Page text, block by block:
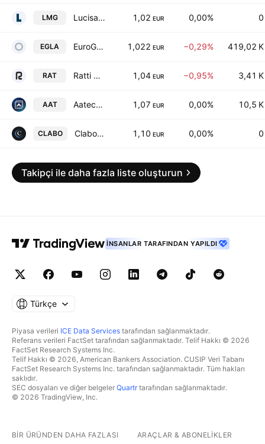
LMG Lucisano Media Group S.p.A. 1,02 EUR 0,00% 0
EGLA EuroGroup Laminations S.p.A 1,022 EUR −0,29% 419,02 K
RAT Ratti S.p.A. 1,04 EUR −0,95% 3,41 K
AAT Aatech S.P.A. Societa' Benefit 1,07 EUR 0,00% 10,5 K
CLABO Clabo S.p.A. 1,10 EUR 0,00% 0
Takipçi ile daha fazla liste oluşturun
İNSANLAR TARAFINDAN YAPILDI
Türkçe
Piyasa verileri ICE Data Services tarafından sağlanmaktadır.
Referans verileri FactSet tarafından sağlanmaktadır. Telif Hakkı © 2026
FactSet Research Systems Inc.
Telif Hakkı © 2026, American Bankers Association. CUSIP Veri Tabanı
FactSet Research Systems Inc. tarafından sağlanmaktadır. Tüm hakları
saklıdır.
SEC dosyaları ve diğer belgeler Quartrtarafından sağlanmaktadır.
© 2026 TradingView, Inc.
BIR ÜRÜNDEN DAHA FAZLASI ARAÇLAR & ABONELIKLER